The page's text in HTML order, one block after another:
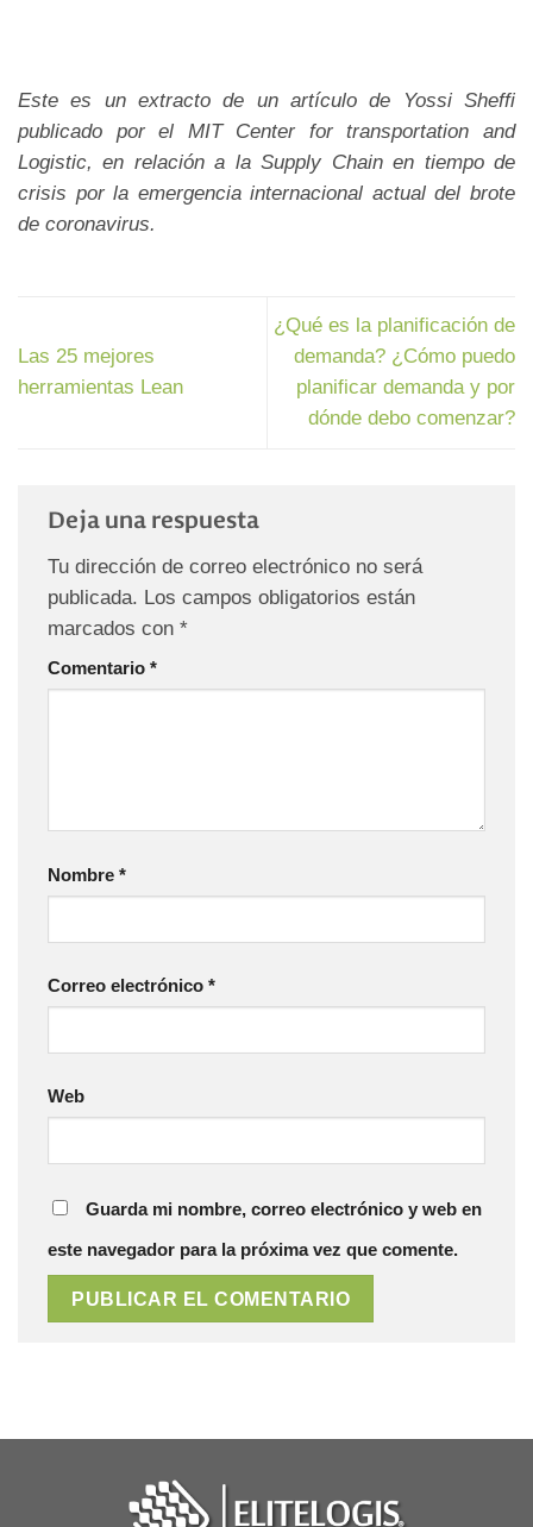
Este es un extracto de un artículo de Yossi Sheffi
publicado por el MIT Center for transportation and
Logistic, en relación a la Supply Chain en tiempo de
crisis por la emergencia internacional actual del brote
de coronavirus.
Las 25 mejores
herramientas Lean
¿Qué es la planificación de
demanda? ¿Cómo puedo
planificar demanda y por
dónde debo comenzar?
Deja una respuesta
Tu dirección de correo electrónico no será
publicada. Los campos obligatorios están
marcados con *
Comentario *
Nombre *
Correo electrónico *
Web
Guarda mi nombre, correo electrónico y web en
este navegador para la próxima vez que comente.